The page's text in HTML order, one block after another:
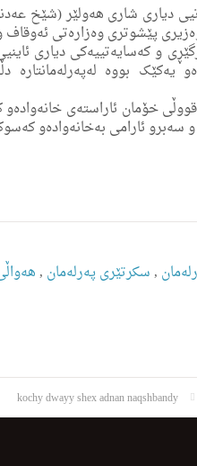
دیارى شارى هه‌ولێر (شێخ
پێشوتری وەزارەتی ئەوقاف
و کەسایەتییەکی دیاری
یەکێک بووە لەپەرلەمانتارە
خۆمان ئاراستەی
ئارامی بەخانه‌واده‌و
,سکرتێری پەرلەمان ,
kochy dwayy shex adnan naqshbandy